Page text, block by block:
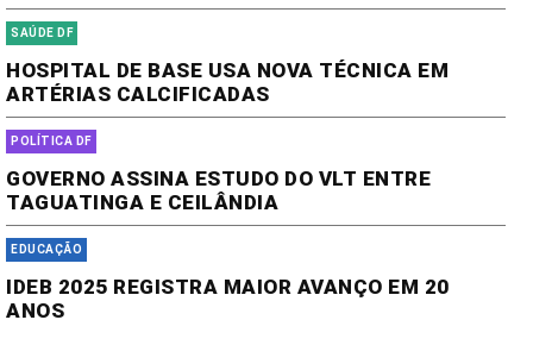
SAÚDE DF
HOSPITAL DE BASE USA NOVA TÉCNICA EM
ARTÉRIAS CALCIFICADAS
POLÍTICA DF
GOVERNO ASSINA ESTUDO DO VLT ENTRE
TAGUATINGA E CEILÂNDIA
EDUCAÇÃO
IDEB 2025 REGISTRA MAIOR AVANÇO EM 20
ANOS